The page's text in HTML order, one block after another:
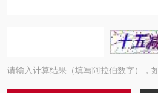
请输入计算结果（填写阿拉伯数字），